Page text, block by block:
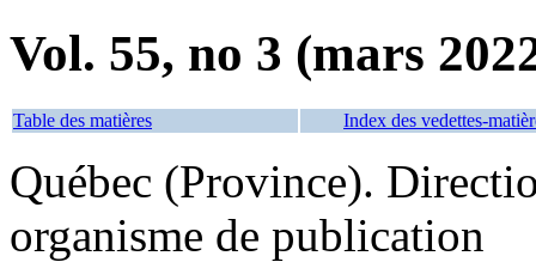
Vol. 55, no 3 (mars
Table des matières Index des vedettes-
Québec (Province).
organisme de publication